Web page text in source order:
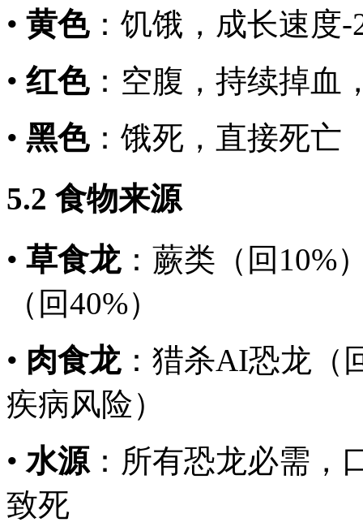
• 黄色：饥饿，成长速度-
• 红色：空腹，持续掉血
• 黑色：饿死，直接死亡
5.2 食物来源
• 草食龙：蕨类（回10%
（回40%）
• 肉食龙：猎杀AI恐龙（
疾病风险）
•水源：所有恐龙必需，
致死